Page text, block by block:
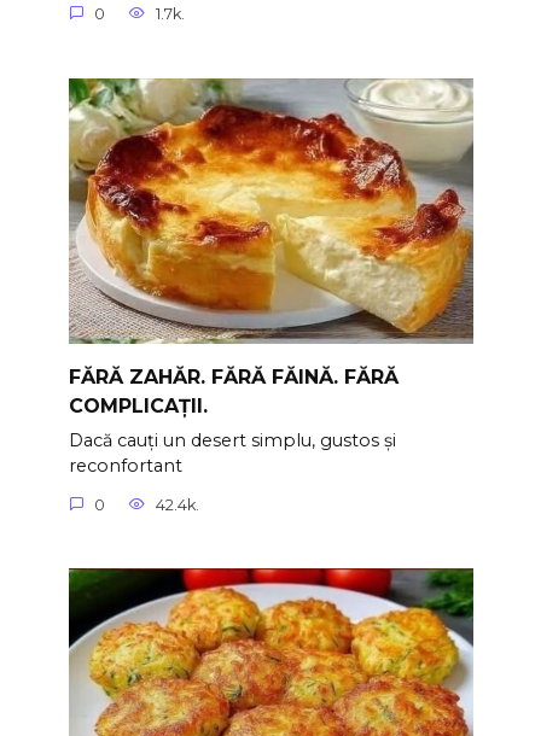
0 1.7k.
FĂRĂ ZAHĂR. FĂRĂ FĂINĂ. FĂRĂ
COMPLICAȚII.
Dacă cauți un desert simplu, gustos și
reconfortant
0 42.4k.